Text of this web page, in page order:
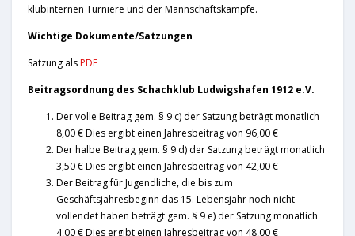
klubinternen Turniere und der Mannschaftskämpfe.
Wichtige Dokumente/Satzungen
Satzung alsPDF
Beitragsordnung des Schachklub Ludwigshafen 1912 e.V.
Der volle Beitrag gem. § 9 c) der Satzung beträgt monatlich
8,00 € Dies ergibt einen Jahresbeitrag von 96,00 €
Der halbe Beitrag gem. § 9 d) der Satzung beträgt monatlich
3,50 € Dies ergibt einen Jahresbeitrag von 42,00 €
Der Beitrag für Jugendliche, die bis zum
Geschäftsjahresbeginn das 15. Lebensjahr noch nicht
vollendet haben beträgt gem. § 9 e) der Satzung monatlich
4,00 € Dies ergibt einen Jahresbeitrag von 48,00 €